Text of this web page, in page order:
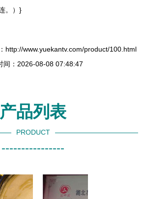
。）}
http://www.yuekantv.com/product/100.html
间：2026-08-08 07:48:47
产品列表
PRODUCT
----------------